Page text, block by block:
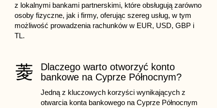
z lokalnymi bankami partnerskimi, które obsługują zarówno
osoby fizyczne, jak i firmy, oferując szereg usług, w tym
możliwość prowadzenia rachunków w EUR, USD, GBP i
TL.
Dlaczego warto otworzyć konto
bankowe na Cyprze Północnym?
Jedną z kluczowych korzyści wynikających z
otwarcia konta bankowego na Cyprze Północnym